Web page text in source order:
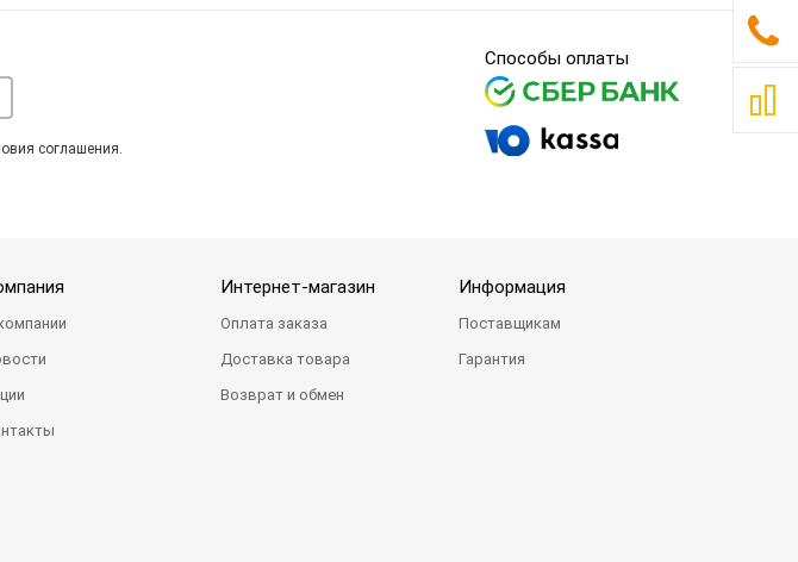
соглашения.
Способы оплаты
Интернет-магазин
Оплата заказа
Доставка товара
Возврат и обмен
Информация
Поставщикам
Гарантия